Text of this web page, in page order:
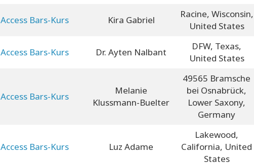
Access Bars-Kurs Kira Gabriel
Racine, Wisconsin,
United States
Access Bars-Kurs Dr. Ayten Nalbant
DFW, Texas,
United States
Access Bars-Kurs
Melanie
Klussmann-Buelter
49565 Bramsche
bei Osnabrück,
Lower Saxony,
Germany
Access Bars-Kurs Luz Adame
Lakewood,
California, United
States